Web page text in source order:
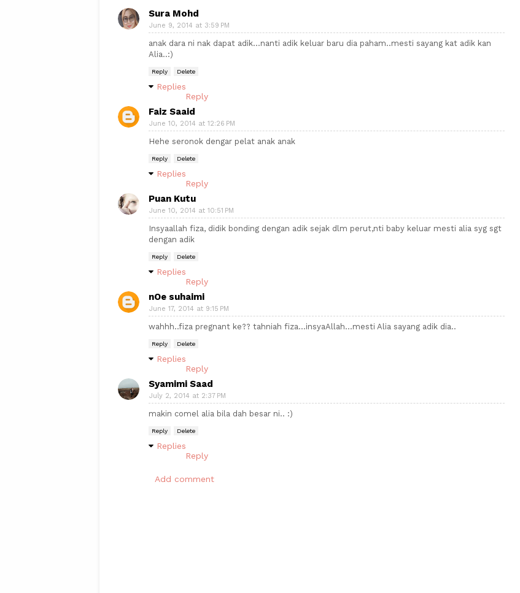
Sura Mohd
June 9, 2014 at 3:59 PM
anak dara ni nak dapat adik...nanti adik keluar baru dia paham..mesti sayang kat adik kan
Alia..:)
Reply Delete
Replies
Reply
Faiz Saaid
June 10, 2014 at 12:26 PM
Hehe seronok dengar pelat anak anak
Reply Delete
Replies
Reply
Puan Kutu
June 10, 2014 at 10:51 PM
Insyaallah fiza, didik bonding dengan adik sejak dlm perut,nti baby keluar mesti alia syg sgt
dengan adik
Reply Delete
Replies
Reply
nOe suhaimi
June 17, 2014 at 9:15 PM
wahhh..fiza pregnant ke?? tahniah fiza...insyaAllah...mesti Alia sayang adik dia..
Reply Delete
Replies
Reply
Syamimi Saad
July 2, 2014 at 2:37 PM
makin comel alia bila dah besar ni.. :)
Reply Delete
Replies
Reply
Add comment